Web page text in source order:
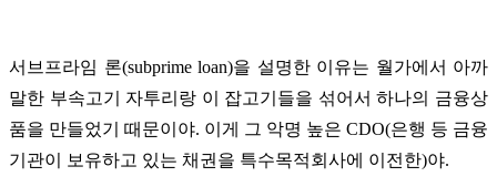
서브프라임 론(subprime loan)을 설명한 이유는 월가에서 아까
말한 부속고기 자투리랑 이 잡고기들을 섞어서 하나의 금융상
품을 만들었기 때문이야. 이게 그 악명 높은 CDO(은행 등 금융
기관이 보유하고 있는 채권을 특수목적회사에 이전한)야.